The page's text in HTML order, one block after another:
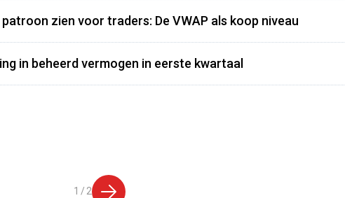
zien voor traders: De VWAP als koop niveau
in beheerd vermogen in eerste kwartaal
1 / 2